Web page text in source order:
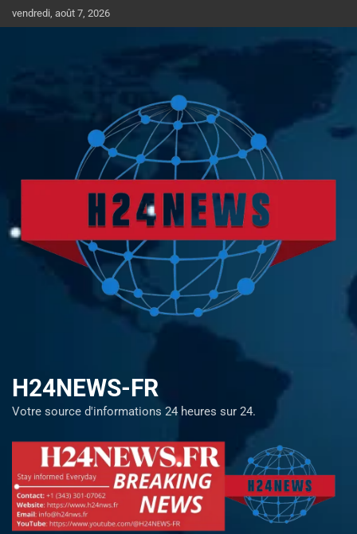
au
vendredi, août 7, 2026
H24NEWS-FR
Votre source d'informations 24 heures sur 24.